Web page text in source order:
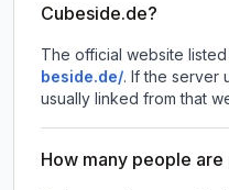
Cubeside.de?
The official website
beside.de/. If the server
usually linked from that
How many people